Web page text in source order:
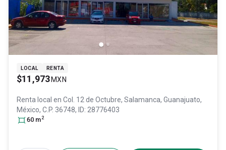
LOCAL RENTA
$11,973 MXN
Renta local en Col. 12 de Octubre, Salamanca, Guanajuato,
México, C.P. 36748, ID: 28776403
60 m2